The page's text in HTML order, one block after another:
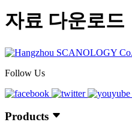
자료 다운로드
Follow Us
Products